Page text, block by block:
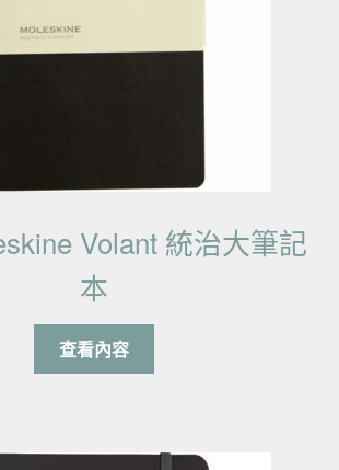
Volant 統治大筆記
本
查看內容